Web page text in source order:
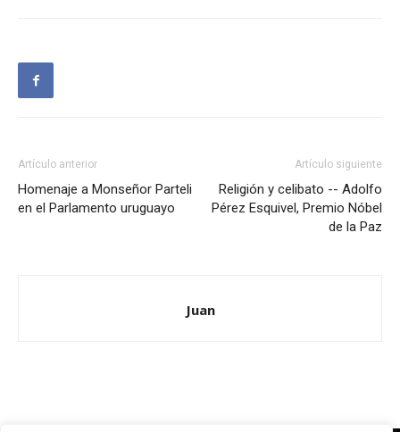
Artículo anterior
Homenaje a Monseñor Parteli
en el Parlamento uruguayo
Artículo siguiente
Religión y celibato -- Adolfo
Pérez Esquivel, Premio Nóbel
de la Paz
Juan